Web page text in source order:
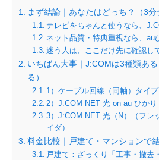
まず結論｜あなたはどっち？（3分
テレビをちゃんと使うなら、
ネット品質・特典重視なら、au
迷う人は、ここだけ先に確認し
いちばん大事｜J:COMは3種類あ
る）
1）ケーブル回線（同軸）タイプ
2）J:COM NET 光 on au ひかり
3）J:COM NET 光（N）（フレ
イダ）
料金比較｜戸建て・マンションで
戸建て：ざっくり「工事・撤去